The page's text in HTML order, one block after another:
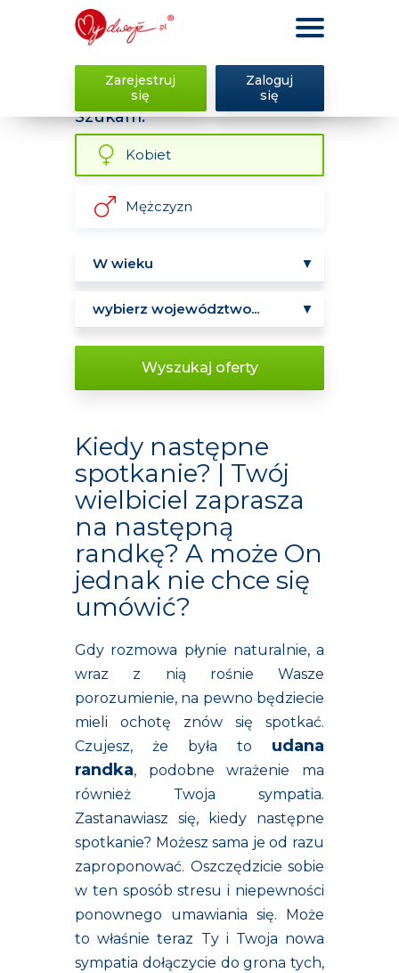
Zarejestruj
się
Zaloguj
się
Szukam:
Kobiet
Mężczyzn
Wyszukaj oferty
Kiedy następne
spotkanie? | Twój
wielbiciel zaprasza
na następną
randkę? A może On
jednak nie chce się
umówić?
Gdy rozmowa płynie naturalnie, a
wraz z nią rośnie Wasze
porozumienie, na pewno będziecie
mieli ochotę znów się spotkać.
Czujesz, że była to udana
randka, podobne wrażenie ma
również Twoja sympatia.
Zastanawiasz się, kiedy następne
spotkanie? Możesz sama je od razu
zaproponować. Oszczędzicie sobie
w ten sposób stresu i niepewności
ponownego umawiania się. Może
to właśnie teraz Ty i Twoja nowa
sympatia dołączycie do grona tych,